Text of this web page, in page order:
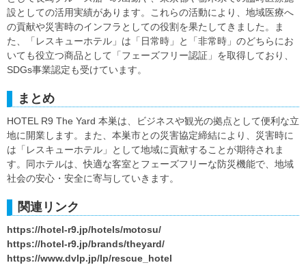
設としての活用実績があります。これらの活動により、地域医療へ
の貢献や災害時のインフラとしての役割を果たしてきました。ま
た、「レスキューホテル」は「日常時」と「非常時」のどちらにお
いても役立つ商品として「フェーズフリー認証」を取得しており、
SDGs事業認定も受けています。
まとめ
HOTEL R9 The Yard 本巣は、ビジネスや観光の拠点として便利な立
地に開業します。また、本巣市との災害協定締結により、災害時に
は「レスキューホテル」として地域に貢献することが期待されま
す。同ホテルは、快適な客室とフェーズフリーな防災機能で、地域
社会の安心・安全に寄与していきます。
関連リンク
https://hotel-r9.jp/hotels/motosu/
https://hotel-r9.jp/brands/theyard/
https://www.dvlp.jp/lp/rescue_hotel